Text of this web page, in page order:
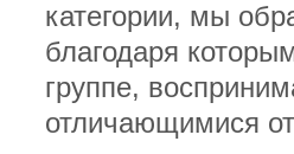
категории, мы
благодаря
группе,
отличающимися